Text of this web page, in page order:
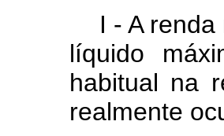
I - A
líquido
habitual na
realmente